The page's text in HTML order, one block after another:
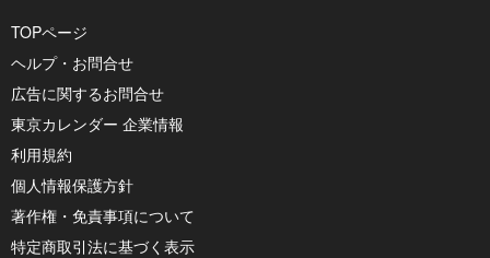
TOPページ
ヘルプ・お問合せ
広告に関するお問合せ
東京カレンダー 企業情報
利用規約
個人情報保護方針
著作権・免責事項について
特定商取引法に基づく表示